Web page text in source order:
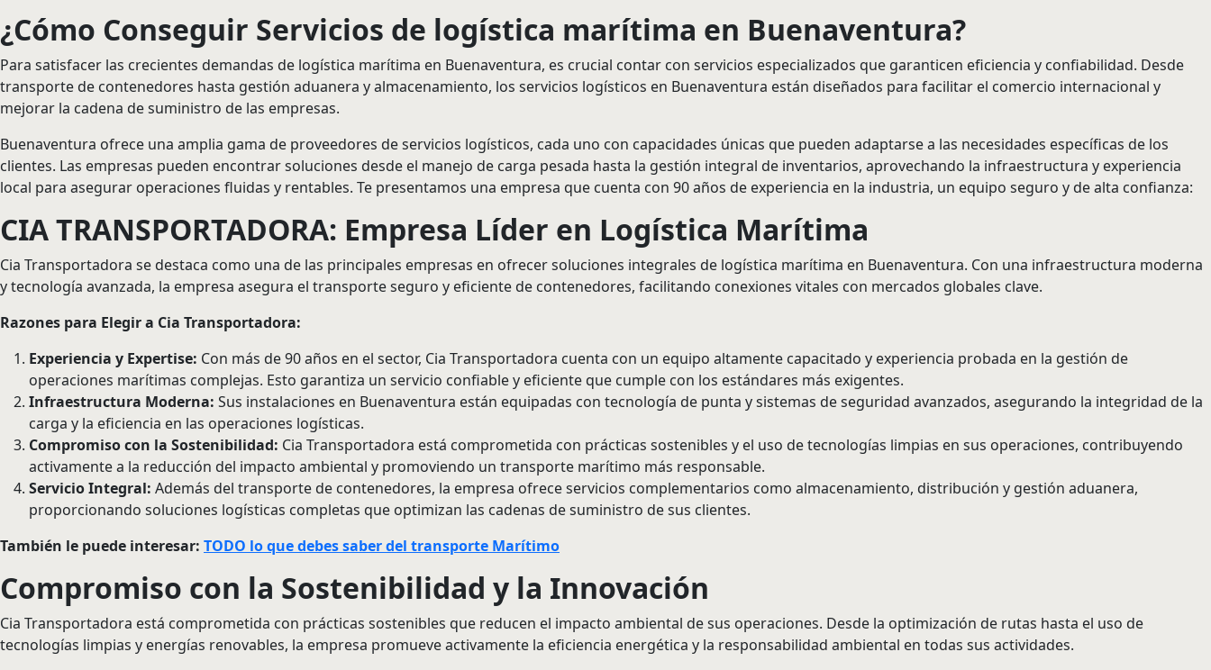
¿Cómo Conseguir Servicios de logística marítima en Buenaventura?
Para satisfacer las crecientes demandas de logística marítima en Buenaventura, es crucial contar con servicios especializados que garanticen eficiencia y confiabilidad. Desde
transporte de contenedores hasta gestión aduanera y almacenamiento, los servicios logísticos en Buenaventura están diseñados para facilitar el comercio internacional y
mejorar la cadena de suministro de las empresas.
Buenaventura ofrece una amplia gama de proveedores de servicios logísticos, cada uno con capacidades únicas que pueden adaptarse a las necesidades específicas de los
clientes. Las empresas pueden encontrar soluciones desde el manejo de carga pesada hasta la gestión integral de inventarios, aprovechando la infraestructura y experiencia
local para asegurar operaciones fluidas y rentables. Te presentamos una empresa que cuenta con 90 años de experiencia en la industria, un equipo seguro y de alta confianza:
CIA TRANSPORTADORA: Empresa Líder en Logística Marítima
Cia Transportadora se destaca como una de las principales empresas en ofrecer soluciones integrales de logística marítima en Buenaventura. Con una infraestructura moderna
y tecnología avanzada, la empresa asegura el transporte seguro y eficiente de contenedores, facilitando conexiones vitales con mercados globales clave.
Razones para Elegir a Cia Transportadora:
Experiencia y Expertise: Con más de 90 años en el sector, Cia Transportadora cuenta con un equipo altamente capacitado y experiencia probada en la gestión de
operaciones marítimas complejas. Esto garantiza un servicio confiable y eficiente que cumple con los estándares más exigentes.
Infraestructura Moderna: Sus instalaciones en Buenaventura están equipadas con tecnología de punta y sistemas de seguridad avanzados, asegurando la integridad de la
carga y la eficiencia en las operaciones logísticas.
Compromiso con la Sostenibilidad: Cia Transportadora está comprometida con prácticas sostenibles y el uso de tecnologías limpias en sus operaciones, contribuyendo
activamente a la reducción del impacto ambiental y promoviendo un transporte marítimo más responsable.
Servicio Integral: Además del transporte de contenedores, la empresa ofrece servicios complementarios como almacenamiento, distribución y gestión aduanera,
proporcionando soluciones logísticas completas que optimizan las cadenas de suministro de sus clientes.
También le puede interesar: TODO lo que debes saber del transporte Marítimo
Compromiso con la Sostenibilidad y la Innovación
Cia Transportadora está comprometida con prácticas sostenibles que reducen el impacto ambiental de sus operaciones. Desde la optimización de rutas hasta el uso de
tecnologías limpias y energías renovables, la empresa promueve activamente la eficiencia energética y la responsabilidad ambiental en todas sus actividades.